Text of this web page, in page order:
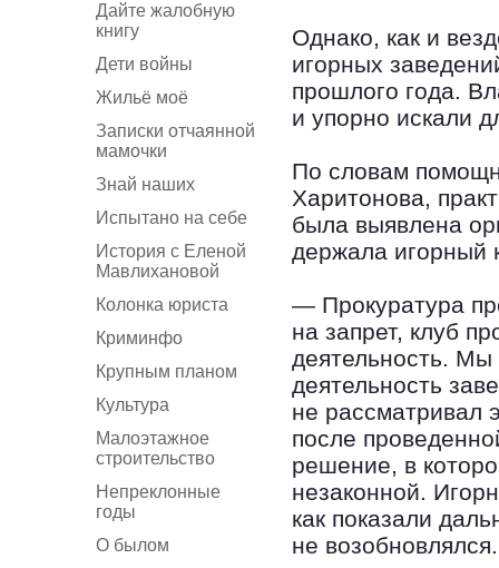
Дайте жалобную
книгу
Дети войны
Жильё моё
Записки отчаянной
мамочки
Знай наших
Испытано на себе
История с Еленой
Мавлихановой
Колонка юриста
Криминфо
Крупным планом
Культура
Малоэтажное
строительство
Непреклонные
годы
О былом
Однако, как и
игорных
прошлого года.
и упорно искали
По словам
Харитонова,
была выявлена
держала игорный
— Прокуратура
на запрет, клуб
деятельность. Мы
деятельность
не рассматривал
после
решение, в
незаконной.
как показали
не возобновлялся.